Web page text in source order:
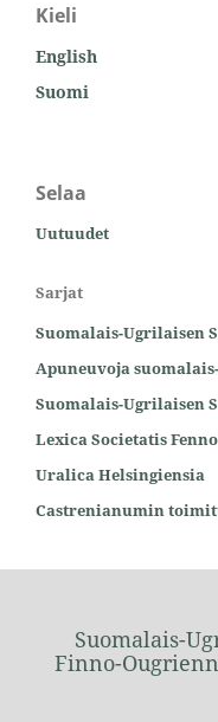
Kieli
English
Suomi
Selaa
Uutuudet
Sarjat
Suomalais-Ugrilaisen
Apuneuvoja
Suomalais-Ugrilaisen
Lexica Societatis
Uralica Helsingiensia
Castrenianumin
Suomalais-
Finno-